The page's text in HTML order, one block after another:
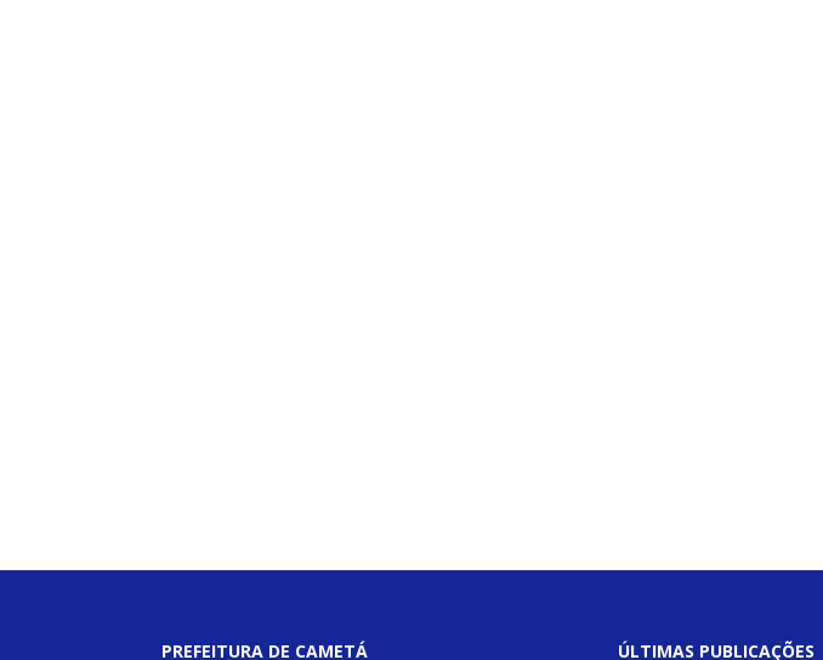
PREFEITURA DE CAMETÁ ÚLTIMAS PUBLICAÇÕES